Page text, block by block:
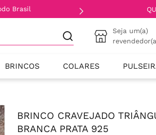
Brasil
Seja um(a)
BRINCOS COLARES
BRINCO CRAVEJADO
BRANCA PRATA 925